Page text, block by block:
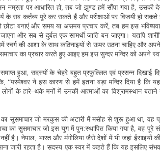
मन नम्रता पर आधारित हो, तब जो झुण्ड हमें सौंपा गया है,
के सब कर्तव्य पूरे कर सकते हैं और परीक्षाओं पर विजयी हो सकते
बनाएं और समय या असमय प्रचार करें, तब हम इस
और सब से दुर्बल एक सामर्थी जाति बन जाएगा। यद्यपि
स्वर्ग की आशा के साथ कठिनाइयों से ऊपर उठना चाहिए और
का प्रचार करते हुए आइए हम इस सुन्दर मन्दिर को अपने
हुआ, सदस्यों के चेहरे बहुत प्रफुल्लित एवं प्रसन्न दिखाई
“परमेश्वर ने इस कारण से हमें इतना बड़ा मन्दिर दिया है कि
के हारे–थके मनों में उनकी आत्माओं का विश्रामस्थान
सुसमाचार जो मरकुस की अटारी में मसीह से शुरू हुआ था, वह
का सुसमाचार जो इस युग में पुन:स्थापित किया गया है, वह पूरे
है। नेपाल, भारत और मंगोलिया जैसे देशों में भी जहां ईसाइयों
जारी रहता है। सदस्य एक स्वर में कहते हैं कि यह इसलिए